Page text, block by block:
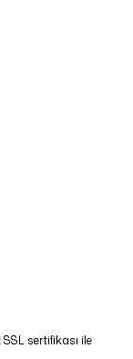
sertifikası ile